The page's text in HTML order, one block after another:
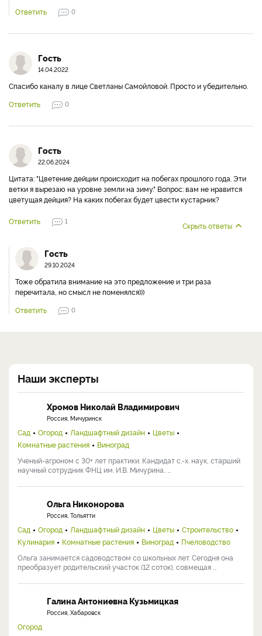
Ответить
0
Гость
14.04.2022
Спасибо каналу в лице Светланы Самойловой. Просто и убедительно.
Ответить
0
Гость
22.06.2024
Цитата: "Цветение дейции происходит на побегах прошлого года. Эти
ветки я вырезаю на уровне земли на зиму." Вопрос: вам не нравится
цветущая дейция? На каких побегах будет цвести кустарник?
Ответить 1 Скрыть ответы
Гость
29.10.2024
Тоже обратила внимание на это предложение и три раза
перечитала, но смысл не поменялся)))
Ответить
0
Наши эксперты
Хромов Николай Владимирович
Россия, Мичуринск
Сад Огород Ландшафтный дизайн
Цветы
Комнатные растения
Виноград
Ученый-агроном с 30+ лет практики. Кандидат с.-х. наук, старший
научный сотрудник ФНЦ им. И.В. Мичурина, ...
Ольга Никонорова
Россия, Тольятти
Сад Огород Ландшафтный дизайн Цветы
Строительство
Кулинария
Комнатные растения Виноград
Пчеловодство
Ольга занимается садоводством со школьных лет. Сегодня она
преобразует родительский участок (12 соток), совмещая ...
Галина Антониевна Кузьмицкая
Россия, Хабаровск
Огород